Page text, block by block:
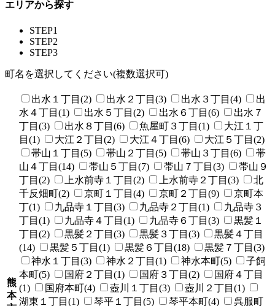
エリアから探す
STEP1
STEP2
STEP3
町名を選択してください(複数選択可)
熊
本
出水１丁目(2) 出水２丁目(3) 出水３丁目(4)
出
水４丁目(1)
出水５丁目(2) 出水６丁目(6)
出水７
丁目(3)
出水８丁目(6) 魚屋町３丁目(1)
大江１丁
目(1)
大江２丁目(2) 大江４丁目(6)
大江５丁目(2)
帯山１丁目(5)
帯山２丁目(5) 帯山３丁目(6)
帯
山４丁目(14)
帯山５丁目(7) 帯山７丁目(3)
帯山９
丁目(2)
上水前寺１丁目(2) 上水前寺２丁目(3)
北
千反畑町(2)
京町１丁目(4) 京町２丁目(9)
京町本
丁(1)
九品寺１丁目(3) 九品寺２丁目(1)
九品寺３
丁目(1)
九品寺４丁目(1) 九品寺６丁目(3)
黒髪１
丁目(2)
黒髪２丁目(3) 黒髪３丁目(3)
黒髪４丁目
(14)
黒髪５丁目(1) 黒髪６丁目(18)
黒髪７丁目(3)
神水１丁目(3)
神水２丁目(1) 神水本町(5)
子飼
本町(5)
国府２丁目(1) 国府３丁目(2)
国府４丁目
(1)
国府本町(4) 壺川１丁目(3)
壺川２丁目(1)
湖東１丁目(1)
琴平１丁目(5) 琴平本町(4) 呉服町